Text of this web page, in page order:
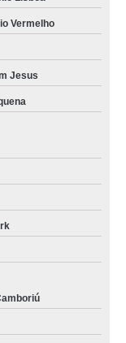
Vermelho
Jesus